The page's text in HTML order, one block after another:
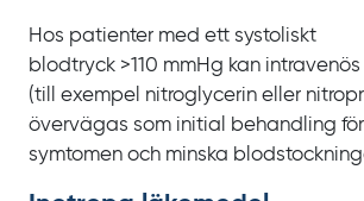
Hos patienter med ett systoliskt
blodtryck >110 mmHg kan
(till exempel nitroglycerin eller
övervägas som initial behandling
symtomen och minska